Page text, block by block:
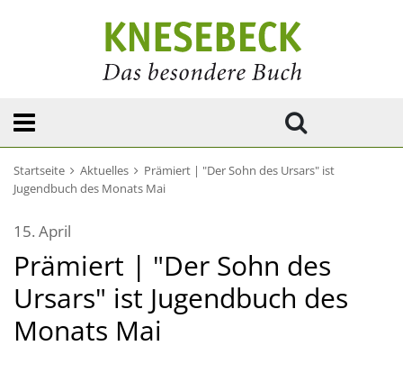
Startseite Aktuelles
Prämiert | "Der Sohn des Ursars" ist
Jugendbuch des Monats Mai
15. April
Prämiert | "Der Sohn des
Ursars" ist Jugendbuch des
Monats Mai